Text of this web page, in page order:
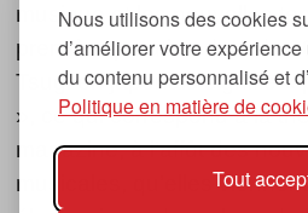
Nous utilisons des cookies
d’améliorer votre
du contenu personnalisé et
Politique en matière de
Tout
musique et les nouvelles
première parution date de
Tsugi en japonais signifie «
», ce qui correspond à la
magazine, à l’affût des
musicales, qu’elles